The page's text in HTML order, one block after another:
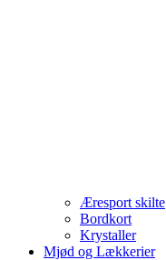
Æresport skilte
Bordkort
Krystaller
Mjød og Lækkerier